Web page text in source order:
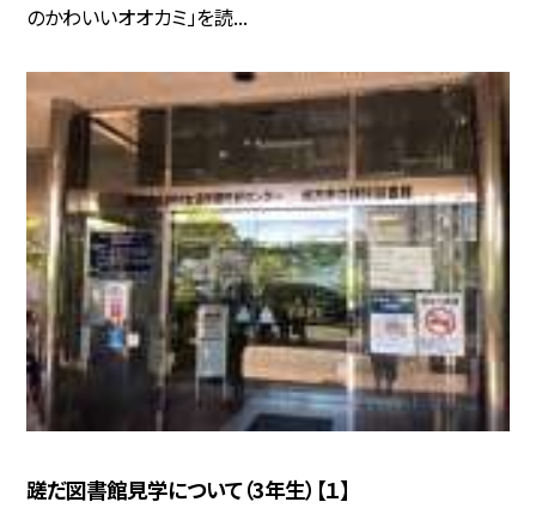
のかわいいオオカミ」を読...
蹉だ図書館見学について（3年生）【１】